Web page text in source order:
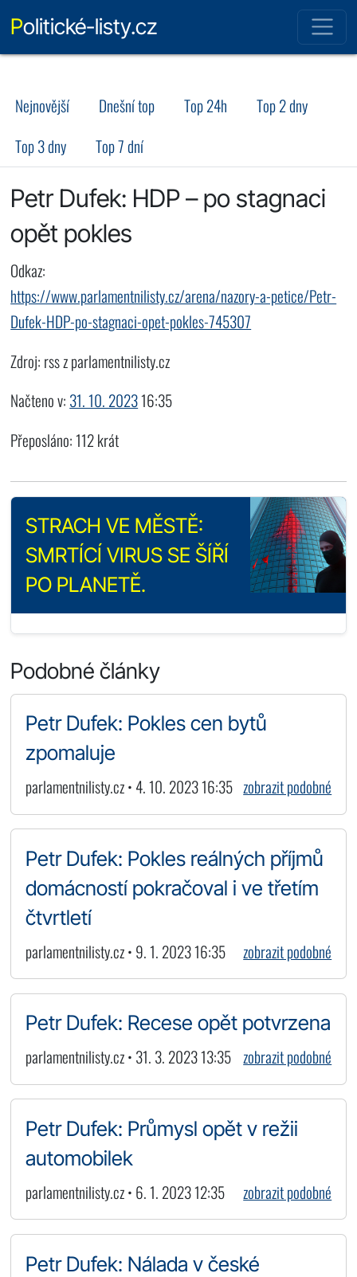
Politické-listy.cz
Nejnovější Dnešní top Top 24h
Top 2 dny
Top 3 dny
Top 7 dní
Petr Dufek: HDP – po stagnaci
opět pokles
Odkaz:
https://www.parlamentnilisty.cz/arena/nazory-a-petice/Petr-
Dufek-HDP-po-stagnaci-opet-pokles-745307
Zdroj: rss z parlamentnilisty.cz
Načteno v: 31. 10. 202316:35
Přeposláno: 112 krát
STRACH VE MĚSTĚ:
SMRTÍCÍ VIRUS SE ŠÍŘÍ
PO PLANETĚ.
Podobné články
Petr Dufek: Pokles cen bytů
zpomaluje
parlamentnilisty.cz • 4. 10. 2023 16:35 zobrazit podobné
Petr Dufek: Pokles reálných příjmů
domácností pokračoval i ve třetím
čtvrtletí
parlamentnilisty.cz • 9. 1. 2023 16:35 zobrazit podobné
Petr Dufek: Recese opět potvrzena
parlamentnilisty.cz • 31. 3. 2023 13:35 zobrazit podobné
Petr Dufek: Průmysl opět v režii
automobilek
parlamentnilisty.cz • 6. 1. 2023 12:35 zobrazit podobné
Petr Dufek: Nálada v české